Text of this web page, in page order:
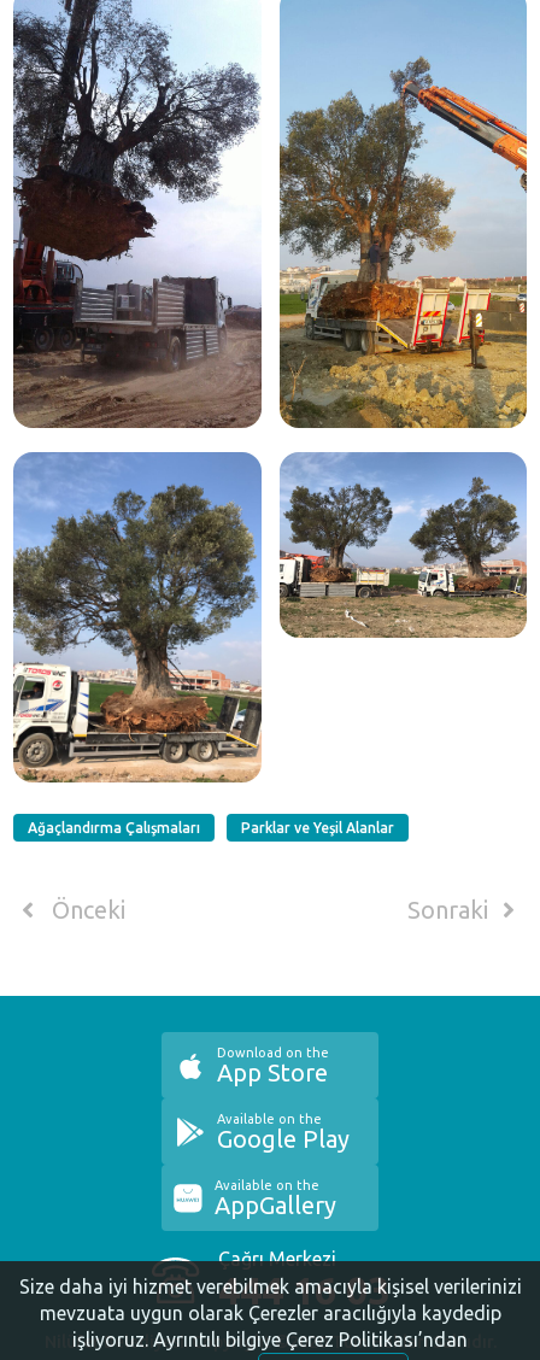
Ağaçlandırma Çalışmaları Parklar ve Yeşil Alanlar
Önceki Sonraki
Çağrı Merkezi
444 16 03
Nilüfer Belediyesi. Copyright ©2020 Tüm Hakları Saklıdır.
Download on the
App Store
Available on the
Google Play
Available on the
AppGallery
Size daha iyi hizmet verebilmek amacıyla kişisel verilerinizi
mevzuata uygun olarak Çerezler aracılığıyla kaydedip
işliyoruz. Ayrıntılı bilgiye Çerez Politikası’ndan